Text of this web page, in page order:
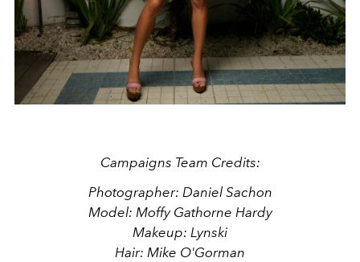
Campaigns Team Credits:
Photographer: Daniel Sachon
Model: Moffy Gathorne Hardy
Makeup: Lynski
Hair: Mike O'Gorman